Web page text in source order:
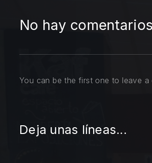
No hay comentarios
You can be the first one to leave a
Deja unas líneas...